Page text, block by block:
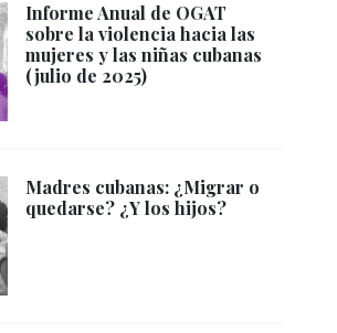
Informe Anual de OGAT
sobre la violencia hacia las
mujeres y las niñas cubanas
(julio de 2025)
Madres cubanas: ¿Migrar o
quedarse? ¿Y los hijos?